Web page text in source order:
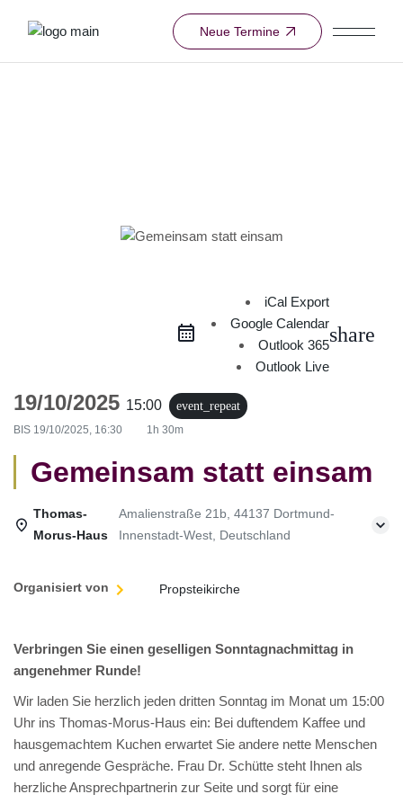
Neue Termine
iCal Export
Google Calendar
Outlook 365
Outlook Live
share
19/10/2025 15:00 event_repeat
BIS 19/10/2025, 16:30 1h 30m
Gemeinsam statt einsam
Thomas-
Morus-Haus
Amalienstraße 21b, 44137 Dortmund-
Innenstadt-West, Deutschland
Organisiert von Propsteikirche
Verbringen Sie einen geselligen Sonntagnachmittag in
angenehmer Runde!
Wir laden Sie herzlich jeden dritten Sonntag im Monat um 15:00
Uhr ins Thomas-Morus-Haus ein: Bei duftendem Kaffee und
hausgemachtem Kuchen erwartet Sie andere nette Menschen
und anregende Gespräche. Frau Dr. Schütte steht Ihnen als
herzliche Ansprechpartnerin zur Seite und sorgt für eine